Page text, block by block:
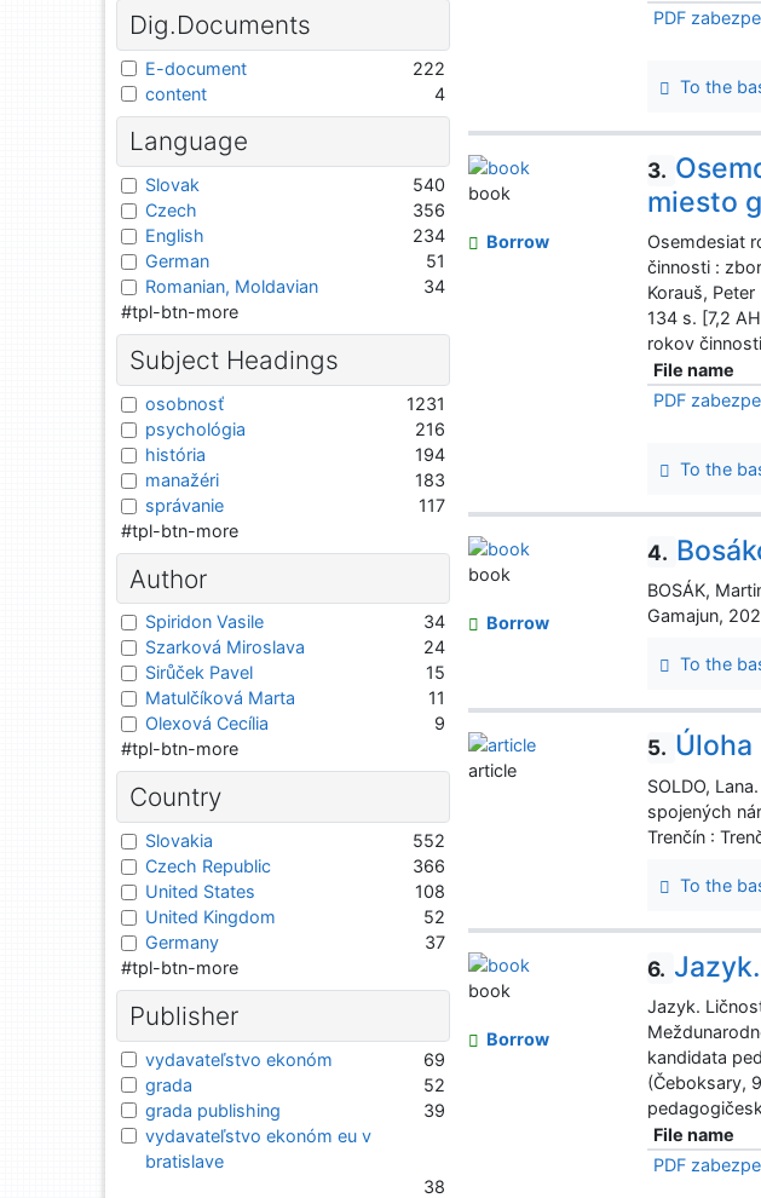
PDF
To the
3.
miesto
Osemdesiat
činnosti :
Korauš,
134 s. [7,2
rokov
File name
PDF
To the
book
Borrow
4.
BOSÁK,
Gamajun,
To the
book
Borrow
5.
SOLDO,
spojených
Trenčín :
To the
article
6.
Jazyk.
kandidata
(Čeboksary,
File name
PDF
book
Borrow
Dig.Documents
E-document
222
content
4
Language
Slovak
540
Czech
356
English
234
German
51
Romanian, Moldavian
34
#tpl-btn-more
Subject Headings
osobnosť
1231
psychológia
216
história
194
manažéri
183
správanie
117
#tpl-btn-more
Author
Spiridon Vasile
34
Szarková Miroslava
24
Sirůček Pavel
15
Matulčíková Marta
11
Olexová Cecília
9
#tpl-btn-more
Country
Slovakia
552
Czech Republic
366
United States
108
United Kingdom
52
Germany
37
#tpl-btn-more
Publisher
vydavateľstvo ekonóm
69
grada
52
grada publishing
39
vydavateľstvo ekonóm eu v
bratislave
38